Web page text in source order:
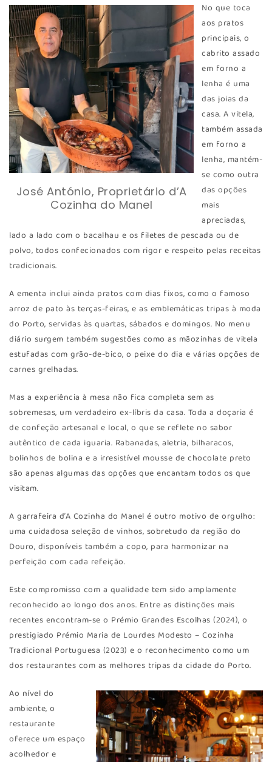
José António, Proprietário d’A
Cozinha do Manel
No que toca
aos pratos
principais, o
cabrito assado
em forno a
lenha é uma
das joias da
casa. A vitela,
também assada
em forno a
lenha, mantém-
se como outra
das opções
mais
apreciadas,
lado a lado com o bacalhau e os filetes de pescada ou de
polvo, todos confecionados com rigor e respeito pelas receitas
tradicionais.
A ementa inclui ainda pratos com dias fixos, como o famoso
arroz de pato às terças-feiras, e as emblemáticas tripas à moda
do Porto, servidas às quartas, sábados e domingos. No menu
diário surgem também sugestões como as mãozinhas de vitela
estufadas com grão-de-bico, o peixe do dia e várias opções de
carnes grelhadas.
Mas a experiência à mesa não fica completa sem as
sobremesas, um verdadeiro ex-líbris da casa. Toda a doçaria é
de confeção artesanal e local, o que se reflete no sabor
autêntico de cada iguaria. Rabanadas, aletria, bilharacos,
bolinhos de bolina e a irresistível mousse de chocolate preto
são apenas algumas das opções que encantam todos os que
visitam.
A garrafeira d’A Cozinha do Manel é outro motivo de orgulho:
uma cuidadosa seleção de vinhos, sobretudo da região do
Douro, disponíveis também a copo, para harmonizar na
perfeição com cada refeição.
Este compromisso com a qualidade tem sido amplamente
reconhecido ao longo dos anos. Entre as distinções mais
recentes encontram-se o Prémio Grandes Escolhas (2024), o
prestigiado Prémio Maria de Lourdes Modesto – Cozinha
Tradicional Portuguesa (2023) e o reconhecimento como um
dos restaurantes com as melhores tripas da cidade do Porto.
Ao nível do
ambiente, o
restaurante
oferece um espaço
acolhedor e